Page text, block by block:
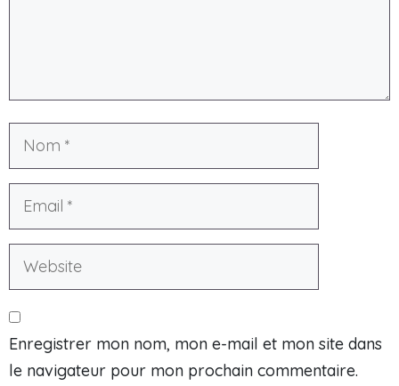
Enregistrer mon nom, mon e-mail et mon site dans
le navigateur pour mon prochain commentaire.